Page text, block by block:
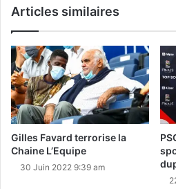
Articles similaires
Gilles Favard terrorise la
Chaine L’Equipe
30 Juin 2022 9:39 am